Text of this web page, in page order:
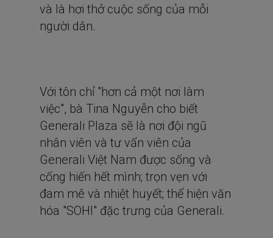
và là hơi thở cuộc sống của mỗi
người dân.
Với tôn chỉ "hơn cả một nơi làm
việc", bà Tina Nguyễn cho biết
Generali Plaza sẽ là nơi đội ngũ
nhân viên và tư vấn viên của
Generali Việt Nam được sống và
cống hiến hết mình; trọn vẹn với
đam mê và nhiệt huyết; thể hiện văn
hóa "SOHI" đặc trưng của Generali.